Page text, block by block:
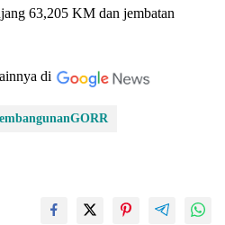
63,205 KM dan jembatan
di